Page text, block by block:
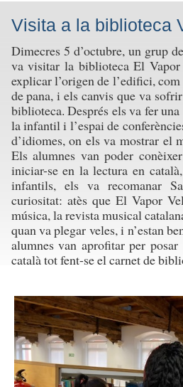
Visita a la biblioteca
Dimecres 5 d’octubre, un grup
va visitar la biblioteca El
explicar l’origen de l’edifici,
de pana, i els canvis que va
biblioteca.Després els va fer
la infantil i l’espai de
d’idiomes, on els va mostrar el
Els alumnes van poder
iniciar-se en la lectura en
infantils, els va recomanar
curiositat: atès que El Vapor
música, la revista musical
quan va plegar veles, i n’estan
alumnes van aprofitar per
català tot fent-se el carnet de